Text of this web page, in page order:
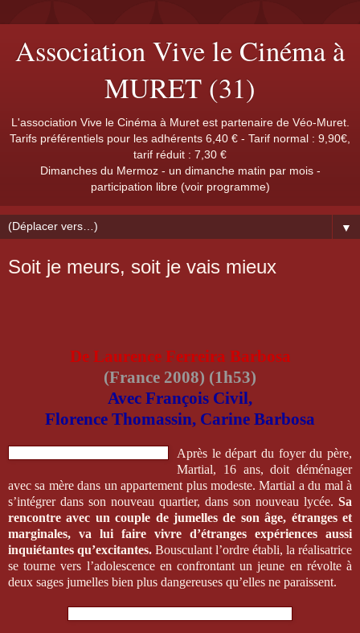
Association Vive le Cinéma à
MURET (31)
L'association Vive le Cinéma à Muret est partenaire de Véo-Muret.
Tarifs préférentiels pour les adhérents 6,40 € - Tarif normal : 9,90€,
tarif réduit : 7,30 €
Dimanches du Mermoz - un dimanche matin par mois -
participation libre (voir programme)
▼
Soit je meurs, soit je vais mieux
De Laurence Ferreira Barbosa
(France 2008) (1h53)
Avec François Civil,
Florence Thomassin, Carine Barbosa
Après le départ du foyer du père,
Martial, 16 ans, doit déménager
avec sa mère dans un appartement plus modeste. Martial a du mal à
s’intégrer dans son nouveau quartier, dans son nouveau lycée. Sa
rencontre avec un couple de jumelles de son âge, étranges et
marginales, va lui faire vivre d’étranges expériences aussi
inquiétantes qu’excitantes. Bousculant l’ordre établi, la réalisatrice
se tourne vers l’adolescence en confrontant un jeune en révolte à
deux sages jumelles bien plus dangereuses qu’elles ne paraissent.